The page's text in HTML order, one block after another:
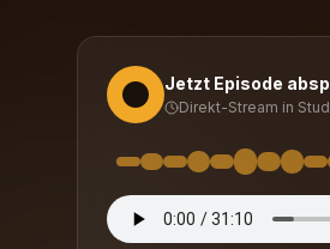
Jetzt Episode
Direkt-Stream in